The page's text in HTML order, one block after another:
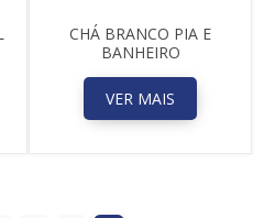
CHÁ BRANCO PIA E
BANHEIRO
VER MAIS